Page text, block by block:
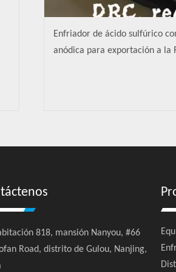
Enfriador de ácido sulfúrico
anódica para exportación a la
818, mansión Nanyou, #66
Road, distrito de Gulou, Nanjing,